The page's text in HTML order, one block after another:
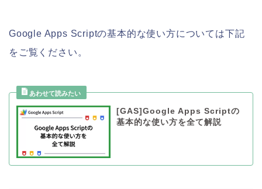
Google Apps Scriptの基本的な使い方については下記
をご覧ください。
[GAS]Google Apps Scriptの
基本的な使い方を全て解説